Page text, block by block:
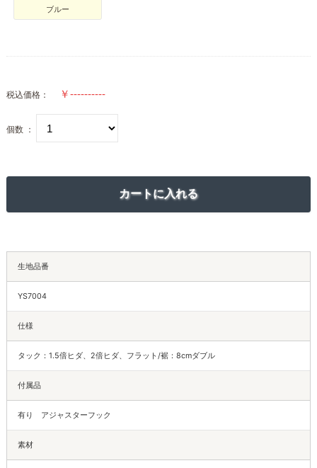
ブルー
税込価格：
個数 ：
生地品番
YS7004
仕様
タック：1.5倍ヒダ、2倍ヒダ、フラット/裾：8cmダブル
付属品
有り アジャスターフック
素材